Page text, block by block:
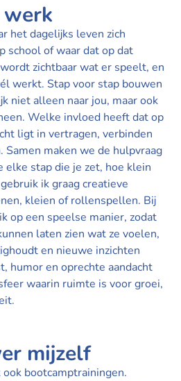
het dagelijks leven zich
school of waar dat op dat
zichtbaar wat er speelt, en
werkt. Stap voor stap bouwen
niet alleen naar jou, maar ook
Welke invloed heeft dat op
ligt in vertragen, verbinden
Samen maken we de hulpvraag
elke stap die je zet, hoe klein
ik graag creatieve
kleien of rollenspellen. Bij
op een speelse manier, zodat
laten zien wat ze voelen,
en nieuwe inzichten
humor en oprechte aandacht
waarin ruimte is voor groei,
mijzelf
bootcamptrainingen.